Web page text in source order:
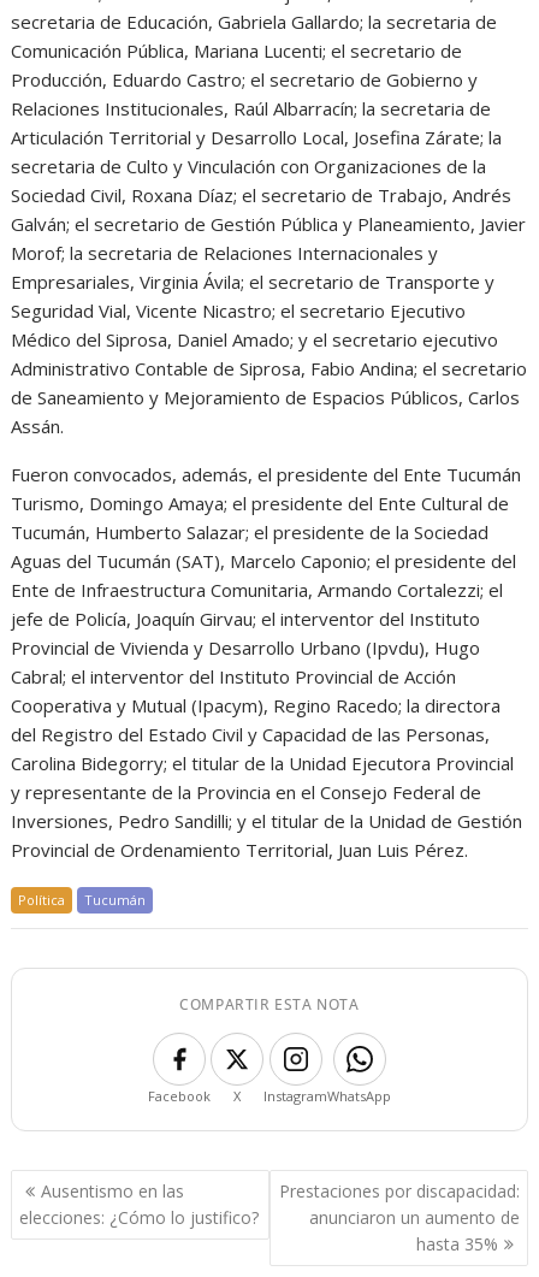
secretaria de Educación, Gabriela Gallardo; la secretaria de
Comunicación Pública, Mariana Lucenti; el secretario de
Producción, Eduardo Castro; el secretario de Gobierno y
Relaciones Institucionales, Raúl Albarracín; la secretaria de
Articulación Territorial y Desarrollo Local, Josefina Zárate; la
secretaria de Culto y Vinculación con Organizaciones de la
Sociedad Civil, Roxana Díaz; el secretario de Trabajo, Andrés
Galván; el secretario de Gestión Pública y Planeamiento, Javier
Morof; la secretaria de Relaciones Internacionales y
Empresariales, Virginia Ávila; el secretario de Transporte y
Seguridad Vial, Vicente Nicastro; el secretario Ejecutivo
Médico del Siprosa, Daniel Amado; y el secretario ejecutivo
Administrativo Contable de Siprosa, Fabio Andina; el secretario
de Saneamiento y Mejoramiento de Espacios Públicos, Carlos
Assán.
Fueron convocados, además, el presidente del Ente Tucumán
Turismo, Domingo Amaya; el presidente del Ente Cultural de
Tucumán, Humberto Salazar; el presidente de la Sociedad
Aguas del Tucumán (SAT), Marcelo Caponio; el presidente del
Ente de Infraestructura Comunitaria, Armando Cortalezzi; el
jefe de Policía, Joaquín Girvau; el interventor del Instituto
Provincial de Vivienda y Desarrollo Urbano (Ipvdu), Hugo
Cabral; el interventor del Instituto Provincial de Acción
Cooperativa y Mutual (Ipacym), Regino Racedo; la directora
del Registro del Estado Civil y Capacidad de las Personas,
Carolina Bidegorry; el titular de la Unidad Ejecutora Provincial
y representante de la Provincia en el Consejo Federal de
Inversiones, Pedro Sandilli; y el titular de la Unidad de Gestión
Provincial de Ordenamiento Territorial, Juan Luis Pérez.
Política Tucumán
COMPARTIR ESTA NOTA
Facebook X InstagramWhatsApp
Navegación
de
entradas
Ausentismo en las
elecciones: ¿Cómo lo justifico?
Prestaciones por discapacidad:
anunciaron un aumento de
hasta 35%